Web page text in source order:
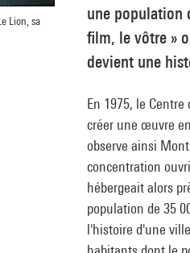
Lion, sa
une population
film, le vôtre »
devient une
En 1975, le
créer une œuvre
observe ainsi
concentration
hébergeait alors
population de 35
l'histoire d'une